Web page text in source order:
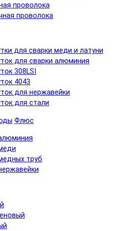
проволока
проволока
для сварки меди и латуни
для сварки алюминия
308LSI
4043
для нержавейки
для стали
Флюс
труб